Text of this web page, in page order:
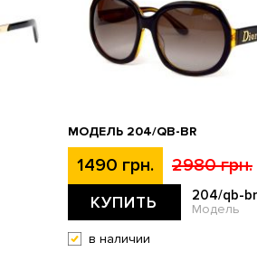
МОДЕЛЬ 204/QB-BR
1490 грн. 2980 грн.
КУПИТЬ 204/qb-br
Модель
в наличии